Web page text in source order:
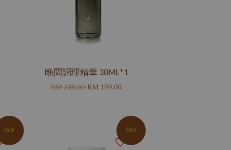
晚間調理精華 30ML*1
RM 240.00RM 199.00
SALE SALE